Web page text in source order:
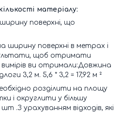
матеріалу:
поверхні, що
ширину поверхні в метрах і
щоб отримати
ви отримали:Довжина
3,2 м. 5,6 * 3,2 = 17,92 м ²
розділити на площу
і округлити у більшу
.З урахуванням відходів, які